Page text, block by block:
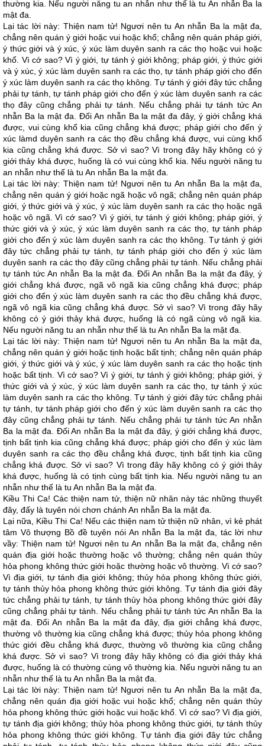
thường kia. Nếu người năng tu an nhẫn như thế là tu An nhẫn Ba la
mật đa.
Lại tác lời này: Thiện nam tử! Ngươi nên tu An nhẫn Ba la mật đa,
chẳng nên quán ý giới hoặc vui hoặc khổ; chẳng nên quán pháp giới,
ý thức giới và ý xúc, ý xúc làm duyên sanh ra các thọ hoặc vui hoặc
khổ. Vì cớ sao? Vì ý giới, tự tánh ý giới không; pháp giới, ý thức giới
và ý xúc, ý xúc làm duyên sanh ra các thọ, tự tánh pháp giới cho đến
ý xúc làm duyên sanh ra các thọ không. Tự tánh ý giới đây tức chẳng
phải tự tánh, tự tánh pháp giới cho đến ý xúc làm duyên sanh ra các
thọ đây cũng chẳng phải tự tánh. Nếu chẳng phải tự tánh tức An
nhẫn Ba la mật đa. Đối An nhẫn Ba la mật đa đây, ý giới chẳng khá
được, vui cùng khổ kia cũng chẳng khá được; pháp giới cho đến ý
xúc làmd duyên sanh ra các thọ đều chẳng khá được, vui cùng khổ
kia cũng chẳng khá được. Sở vì sao? Vì trong đây hãy không có ý
giới thảy khá được, huống là có vui cùng khổ kia. Nếu người năng tu
an nhẫn như thế là tu An nhẫn Ba la mật đa.
Lại tác lời này: Thiện nam tử! Ngươi nên tu An nhẫn Ba la mật đa,
chẳng nên quán ý giới hoặc ngã hoặc vô ngã; chẳng nên quán pháp
giới, ý thức giới và ý xúc, ý xúc làm duyên sanh ra các thọ hoặc ngã
hoặc vô ngã. Vì cớ sao? Vì ý giới, tự tánh ý giới không; pháp giới, ý
thức giới và ý xúc, ý xúc làm duyên sanh ra các thọ, tự tánh pháp
giới cho đến ý xúc làm duyên sanh ra các thọ không. Tự tánh ý giới
đây tức chẳng phải tự tánh, tự tánh pháp giới cho đến ý xúc làm
duyên sanh ra các thọ đây cũng chẳng phải tự tánh. Nếu chẳng phải
tự tánh tức An nhẫn Ba la mật đa. Đối An nhẫn Ba la mật đa đây, ý
giới chẳng khá được, ngã vô ngã kia cũng chẳng khá được; pháp
giới cho đến ý xúc làm duyên sanh ra các thọ đều chẳng khá được,
ngã vô ngã kia cũng chẳng khá được. Sở vì sao? Vì trong đây hãy
không có ý giới thảy khá được, huống là có ngã cùng vô ngã kia.
Nếu người năng tu an nhẫn như thế là tu An nhẫn Ba la mật đa.
Lại tác lời này: Thiện nam tử! Ngươi nên tu An nhẫn Ba la mật đa,
chẳng nên quán ý giới hoặc tịnh hoặc bất tịnh; chẳng nên quán pháp
giới, ý thức giới và ý xúc, ý xúc làm duyên sanh ra các thọ hoặc tịnh
hoặc bất tịnh. Vì cớ sao? Vì ý giới, tự tánh ý giới không; pháp giới, ý
thức giới và ý xúc, ý xúc làm duyên sanh ra các thọ, tự tánh ý xúc
làm duyên sanh ra các thọ không. Tự tánh ý giới đây tức chẳng phải
tự tánh, tự tánh pháp giới cho đến ý xúc làm duyên sanh ra các thọ
đây cũng chẳng phải tự tánh. Nếu chẳng phải tự tánh tức An nhẫn
Ba la mật đa. Đối An nhẫn Ba la mật đa đây, ý giới chẳng khá được,
tịnh bất tịnh kia cũng chẳng khá được; pháp giới cho đến ý xúc làm
duyên sanh ra các thọ đều chẳng khá được, tịnh bất tịnh kia cũng
chẳng khá được. Sở vì sao? Vì trong đây hãy không có ý giới thảy
khá được, huống là có tịnh cùng bất tịnh kia. Nếu người năng tu an
nhẫn như thế là tu An nhẫn Ba la mật đa.
Kiều Thi Ca! Các thiện nam tử, thiện nữ nhân này tác những thuyết
đây, đấy là tuyên nói chơn chánh An nhẫn Ba la mật đa.
Lại nữa, Kiều Thi Ca! Nếu các thiện nam tử thiện nữ nhân, vì kẻ phát
tâm Vô thượng Bồ đề tuyên nói An nhẫn Ba la mật đa, tác lời như
vầy: Thiện nam tử! Ngươi nên tu An nhẫn Ba la mật đa, chẳng nên
quán địa giới hoặc thường hoặc vô thường; chẳng nên quán thủy
hỏa phong không thức giới hoặc thường hoặc vô thường. Vì cớ sao?
Vì địa giới, tự tánh địa giới không; thủy hỏa phong không thức giới,
tự tánh thủy hỏa phong không thức giới không. Tự tánh địa giới đây
tức chẳng phải tự tánh, tự tánh thủy hỏa phong không thức giới đây
cũng chẳng phải tự tánh. Nếu chẳng phải tự tánh tức An nhẫn Ba la
mật đa. Đối An nhẫn Ba la mật đa đây, địa giới chẳng khá được,
thường vô thường kia cũng chẳng khá được; thủy hỏa phong không
thức giới đều chẳng khá được, thường vô thường kia cũng chẳng
khá được. Sở vì sao? Vì trong đây hãy không có địa giới thảy khá
được, huống là có thường cùng vô thường kia. Nếu người năng tu an
nhẫn như thế là tu An nhẫn Ba la mật đa.
Lại tác lời này: Thiện nam tử! Ngươi nên tu An nhẫn Ba la mật đa,
chẳng nên quán địa giới hoặc vui hoặc khổ; chẳng nên quán thủy
hỏa phong không thức giới hoặc vui hoặc khổ. Vì cớ sao? Vì địa giới,
tự tánh địa giới không; thủy hỏa phong không thức giới, tự tánh thủy
hỏa phong không thức giới không. Tự tánh địa giới đây tức chẳng